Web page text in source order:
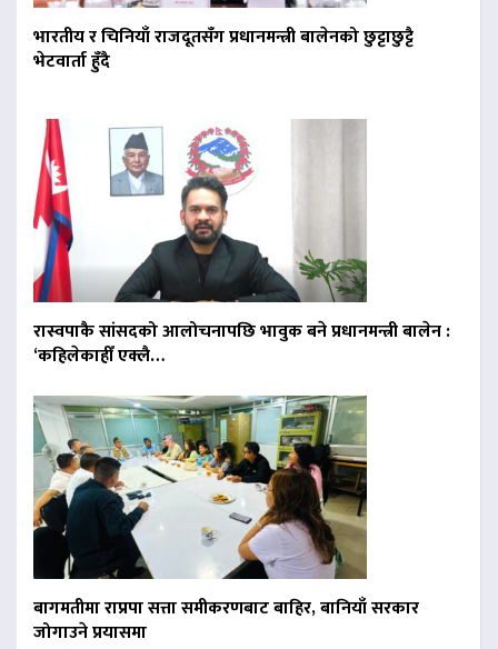
भारतीय र चिनियाँ राजदूतसँग प्रधानमन्त्री बालेनको छुट्टाछुट्टै
भेटवार्ता हुँदै
रास्वपाकै सांसदको आलोचनापछि भावुक बने प्रधानमन्त्री बालेन :
‘कहिलेकाहीँ एक्लै…
बागमतीमा राप्रपा सत्ता समीकरणबाट बाहिर, बानियाँ सरकार
जोगाउने प्रयासमा